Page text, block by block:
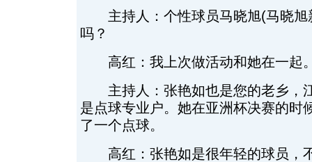
主持人：个性球员马晓旭(马晓旭
吗？
高红：我上次做活动和她在一起
主持人：张艳如也是您的老乡，
是点球专业户。她在亚洲杯决赛的时
了一个点球。
高红：张艳如是很年轻的球员，